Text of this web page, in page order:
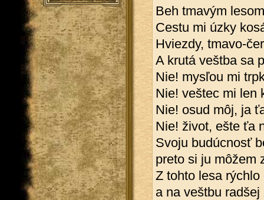
Beh tmavým
Cestu mi úzky
Hviezdy, tmavo-
A krutá veštba sa
Nie! mysľou mi
Nie! veštec mi len
Nie! osud môj, ja
Nie! život, ešte ťa
Svoju budúcnosť
preto si ju môžem
Z tohto lesa rýchlo
a na veštbu radšej